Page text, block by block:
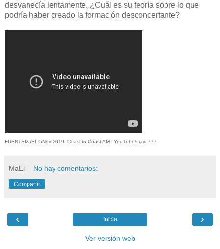
desvanecía lentamente. ¿Cuál es su teoría sobre lo que
podría haber creado la formación desconcertante?
FUENTEMaEL:5Nov-2019 Coast to Coast AM - YouTube/mavi 777
MaEl No hay comentarios:
Compartir
‹ ›
Inicio
Ver versión web